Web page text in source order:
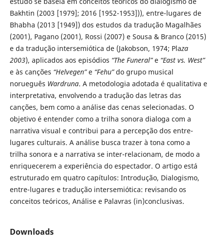
Bakhtin (2003 [1979]; 2016 [1952-1953])), entre-lugares de
Bhabha (2013 [1949]) dos estudos da tradução Magalhães
(2001), Pagano (2001), Rossi (2007) e Sousa & Branco (2015)
e da tradução intersemiótica de (Jakobson, 1974; Plaza
2003), aplicados aos episódios “The Funeral”e“East vs. West”
e às canções “Helvegen”e “Fehu”do grupo musical
norueguês Wardruna. A metodologia adotada é qualitativa e
interpretativa, envolvendo a tradução das letras das
canções, bem como a análise das cenas selecionadas. O
objetivo é entender como a trilha sonora dialoga com a
narrativa visual e contribui para a percepção dos entre-
lugares culturais. A análise busca trazer à tona como a
trilha sonora e a narrativa se inter-relacionam, de modo a
enriquecerem a experiência do espectador. O artigo está
estruturado em quatro capítulos: Introdução, Dialogismo,
entre-lugares e tradução intersemiótica: revisando os
conceitos teóricos, Análise e Palavras (in)conclusivas.
Downloads